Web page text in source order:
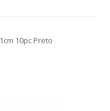
10pc Preto